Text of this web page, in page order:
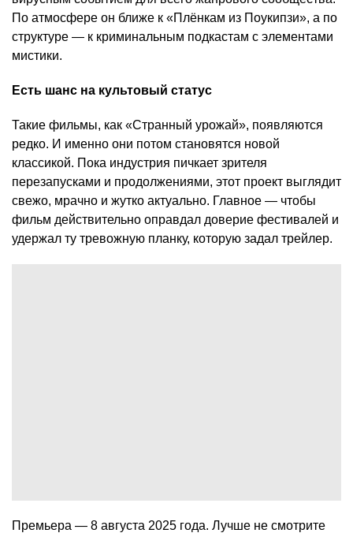
По атмосфере он ближе к «Плёнкам из Поукипзи», а по
структуре — к криминальным подкастам с элементами
мистики.
Есть шанс на культовый статус
Такие фильмы, как «Странный урожай», появляются
редко. И именно они потом становятся новой
классикой. Пока индустрия пичкает зрителя
перезапусками и продолжениями, этот проект выглядит
свежо, мрачно и жутко актуально. Главное — чтобы
фильм действительно оправдал доверие фестивалей и
удержал ту тревожную планку, которую задал трейлер.
Премьера — 8 августа 2025 года. Лучше не смотрите